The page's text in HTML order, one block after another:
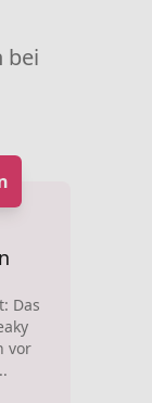
bei
Das
vor